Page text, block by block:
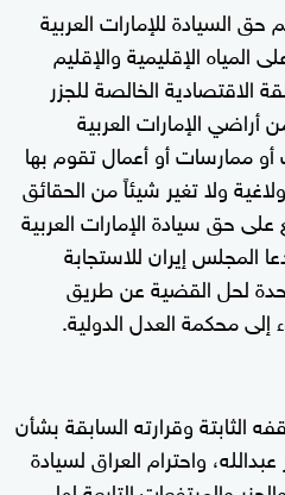
السيادة للإمارات العربية
المياه الإقليمية والإقليم
الاقتصادية الخالصة للجزر
أراضي الإمارات العربية
أو ممارسات أو أعمال تقوم بها
ولا تغير شيئاً من الحقائق
على حق سيادة الإمارات العربية
المجلس إيران للاستجابة
لحل القضية عن طريق
إلى محكمة العدل الدولية.
الثابتة وقرارته السابقة بشأن
واحترام العراق لسيادة